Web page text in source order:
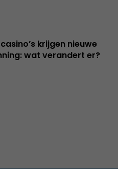
krijgen nieuwe
wat verandert er?